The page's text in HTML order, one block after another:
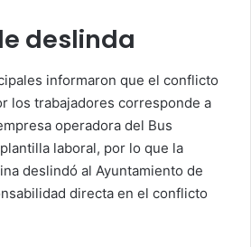
deslinda
informaron que el conflicto
los trabajadores corresponde a
operadora del Bus
laboral, por lo que la
deslindó al Ayuntamiento de
directa en el conflicto